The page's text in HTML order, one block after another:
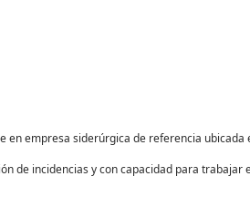
en empresa siderúrgica de referencia ubicada
de incidencias y con capacidad para trabajar